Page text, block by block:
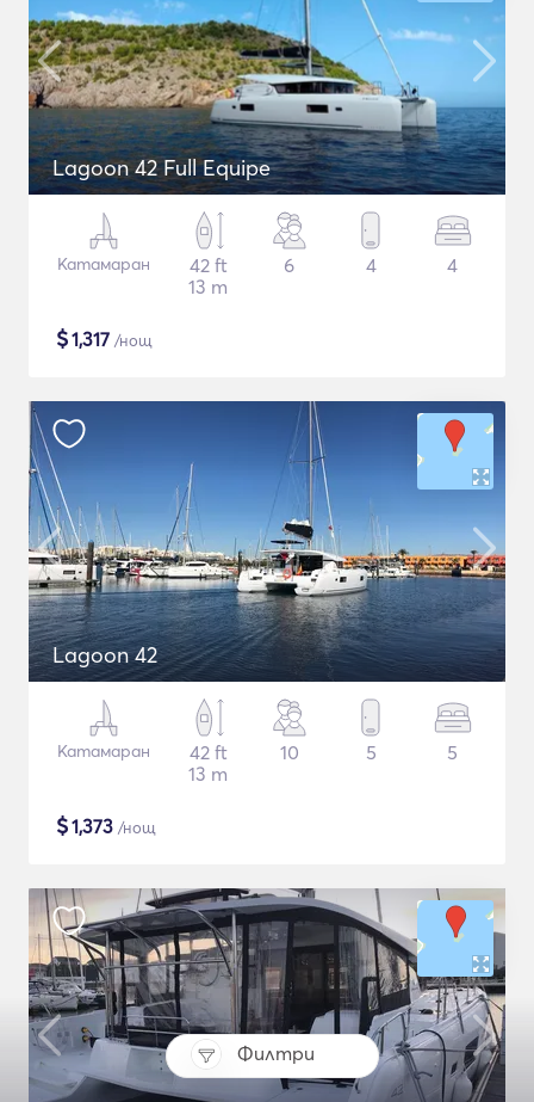
Филтри
Lagoon 42 Full Equipe
Катамаран
42 ft
13 m
6 4 4
$1,317 /нощ
Lagoon 42
Катамаран
42 ft
13 m
10 5 5
$1,373 /нощ